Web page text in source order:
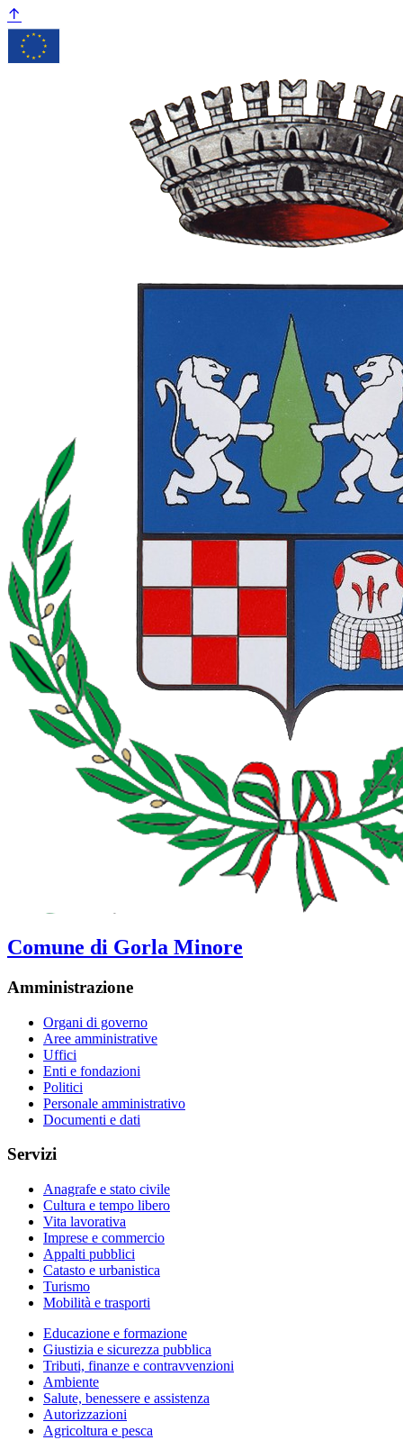
Comune di Gorla Minore
Amministrazione
Organi di governo
Aree amministrative
Uffici
Enti e fondazioni
Politici
Personale amministrativo
Documenti e dati
Servizi
Anagrafe e stato civile
Cultura e tempo libero
Vita lavorativa
Imprese e commercio
Appalti pubblici
Catasto e urbanistica
Turismo
Mobilità e trasporti
Educazione e formazione
Giustizia e sicurezza pubblica
Tributi, finanze e contravvenzioni
Ambiente
Salute, benessere e assistenza
Autorizzazioni
Agricoltura e pesca